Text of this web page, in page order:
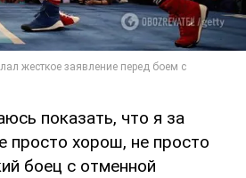
показать, что я за
просто хорош, не просто
боец с отменной